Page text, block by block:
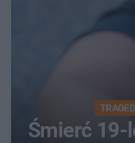
Śmierć 19-